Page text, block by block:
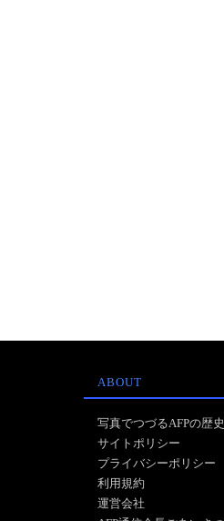
ABOUT
写真でつづるAFPの歴史
サイトポリシー
プライバシーポリシー
利用規約
運営会社